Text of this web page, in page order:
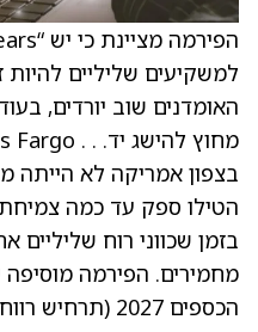
למשקיעים שליליים להיות
האומדנים שוב יורדים,
בצפון אמריקה לא
הטילו ספק עד כמה
בזמן שכווני רוח שליליים